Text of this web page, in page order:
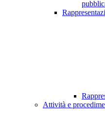
Attività e